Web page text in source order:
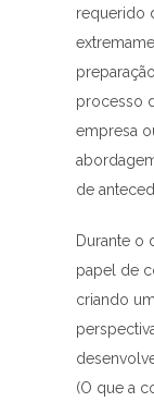
requerido
processo
empresa
de
Durante o
papel de
criando
(O que a